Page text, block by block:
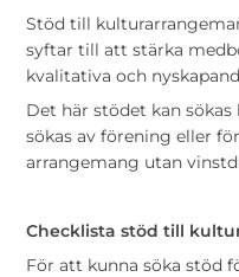
Stöd till
syftar till att stärka
kvalitativa och
Det här stödet kan
sökas av förening eller
arrangemang utan
Checklista stöd till
För att kunna söka stöd